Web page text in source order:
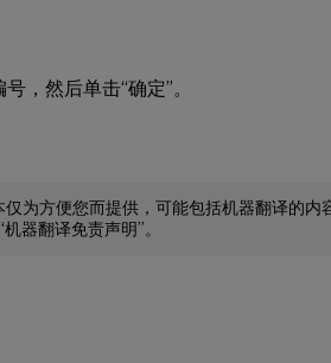
，然后单击“确定”。
为方便您而提供，可能包括机器翻译的内
机器翻译免责声明”。